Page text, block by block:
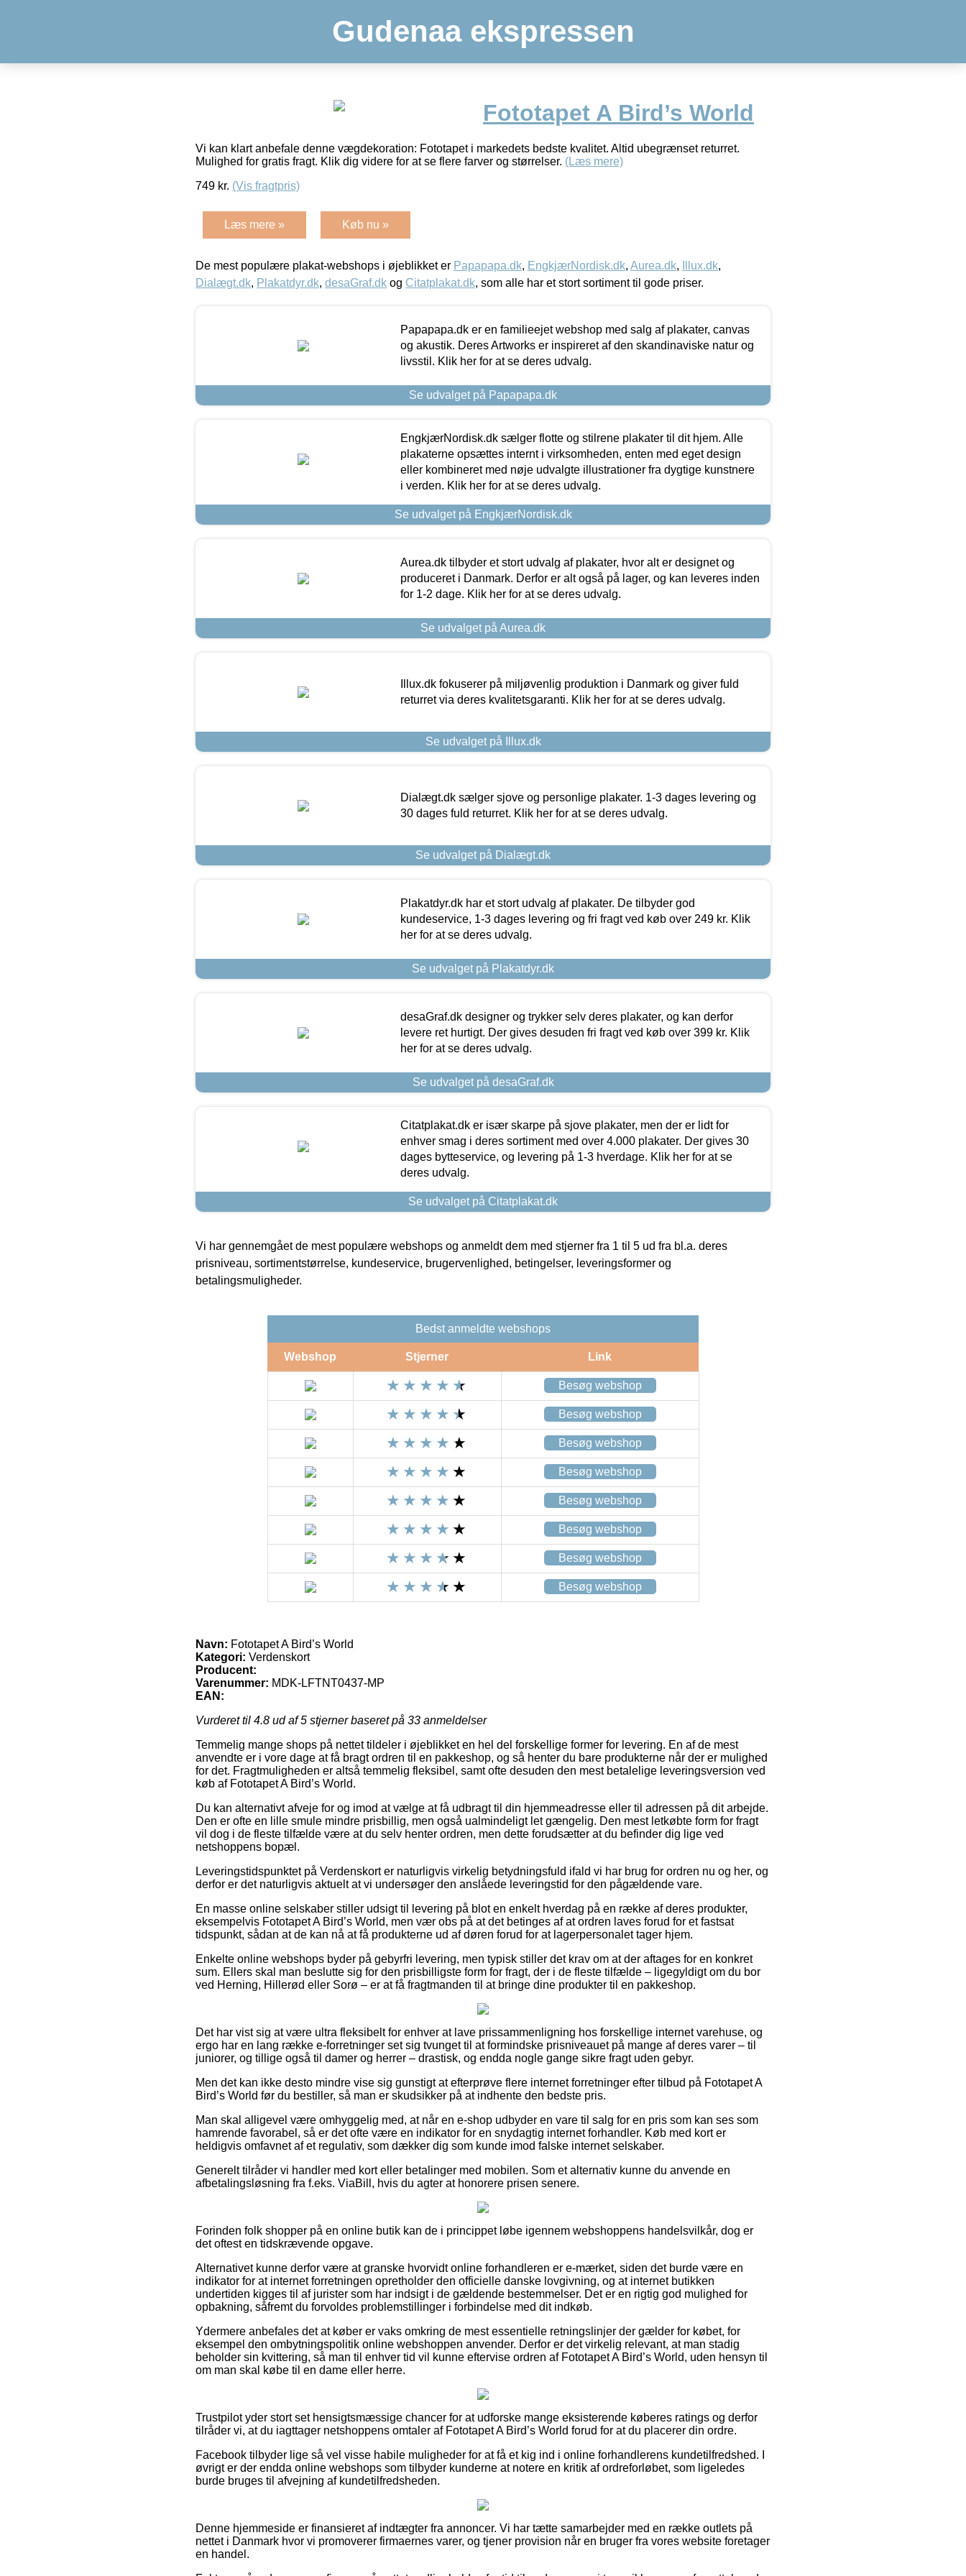
Gudenaa ekspressen
Fototapet A Bird’s World
Vi kan klart anbefale denne vægdekoration: Fototapet i markedets bedste kvalitet. Altid ubegrænset returret.
Mulighed for gratis fragt. Klik dig videre for at se flere farver og størrelser. (Læs mere)
749 kr. (Vis fragtpris)
Læs mere » Køb nu »
De mest populære plakat-webshops i øjeblikket er Papapapa.dk, EngkjærNordisk.dk, Aurea.dk, Illux.dk,
Dialægt.dk, Plakatdyr.dk, desaGraf.dk og Citatplakat.dk, som alle har et stort sortiment til gode priser.
Papapapa.dk er en familieejet webshop med salg af plakater, canvas
og akustik. Deres Artworks er inspireret af den skandinaviske natur og
livsstil. Klik her for at se deres udvalg.
Se udvalget på Papapapa.dk
EngkjærNordisk.dk sælger flotte og stilrene plakater til dit hjem. Alle
plakaterne opsættes internt i virksomheden, enten med eget design
eller kombineret med nøje udvalgte illustrationer fra dygtige kunstnere
i verden. Klik her for at se deres udvalg.
Se udvalget på EngkjærNordisk.dk
Aurea.dk tilbyder et stort udvalg af plakater, hvor alt er designet og
produceret i Danmark. Derfor er alt også på lager, og kan leveres inden
for 1-2 dage. Klik her for at se deres udvalg.
Se udvalget på Aurea.dk
Illux.dk fokuserer på miljøvenlig produktion i Danmark og giver fuld
returret via deres kvalitetsgaranti. Klik her for at se deres udvalg.
Se udvalget på Illux.dk
Dialægt.dk sælger sjove og personlige plakater. 1-3 dages levering og
30 dages fuld returret. Klik her for at se deres udvalg.
Se udvalget på Dialægt.dk
Plakatdyr.dk har et stort udvalg af plakater. De tilbyder god
kundeservice, 1-3 dages levering og fri fragt ved køb over 249 kr. Klik
her for at se deres udvalg.
Se udvalget på Plakatdyr.dk
desaGraf.dk designer og trykker selv deres plakater, og kan derfor
levere ret hurtigt. Der gives desuden fri fragt ved køb over 399 kr. Klik
her for at se deres udvalg.
Se udvalget på desaGraf.dk
Citatplakat.dk er især skarpe på sjove plakater, men der er lidt for
enhver smag i deres sortiment med over 4.000 plakater. Der gives 30
dages bytteservice, og levering på 1-3 hverdage. Klik her for at se
deres udvalg.
Se udvalget på Citatplakat.dk
Vi har gennemgået de mest populære webshops og anmeldt dem med stjerner fra 1 til 5 ud fra bl.a. deres
prisniveau, sortimentstørrelse, kundeservice, brugervenlighed, betingelser, leveringsformer og
betalingsmuligheder.
Bedst anmeldte webshops
Webshop Stjerner Link
Besøg webshop
Besøg webshop
Besøg webshop
Besøg webshop
Besøg webshop
Besøg webshop
Besøg webshop
Besøg webshop
Navn: Fototapet A Bird’s World
Kategori: Verdenskort
Producent:
Varenummer: MDK-LFTNT0437-MP
EAN:
Vurderet til 4.8 ud af 5 stjerner baseret på 33 anmeldelser
Temmelig mange shops på nettet tildeler i øjeblikket en hel del forskellige former for levering. En af de mest
anvendte er i vore dage at få bragt ordren til en pakkeshop, og så henter du bare produkterne når der er mulighed
for det. Fragtmuligheden er altså temmelig fleksibel, samt ofte desuden den mest betalelige leveringsversion ved
køb af Fototapet A Bird’s World.
Du kan alternativt afveje for og imod at vælge at få udbragt til din hjemmeadresse eller til adressen på dit arbejde.
Den er ofte en lille smule mindre prisbillig, men også ualmindeligt let gængelig. Den mest letkøbte form for fragt
vil dog i de fleste tilfælde være at du selv henter ordren, men dette forudsætter at du befinder dig lige ved
netshoppens bopæl.
Leveringstidspunktet på Verdenskort er naturligvis virkelig betydningsfuld ifald vi har brug for ordren nu og her, og
derfor er det naturligvis aktuelt at vi undersøger den anslåede leveringstid for den pågældende vare.
En masse online selskaber stiller udsigt til levering på blot en enkelt hverdag på en række af deres produkter,
eksempelvis Fototapet A Bird’s World, men vær obs på at det betinges af at ordren laves forud for et fastsat
tidspunkt, sådan at de kan nå at få produkterne ud af døren forud for at lagerpersonalet tager hjem.
Enkelte online webshops byder på gebyrfri levering, men typisk stiller det krav om at der aftages for en konkret
sum. Ellers skal man beslutte sig for den prisbilligste form for fragt, der i de fleste tilfælde – ligegyldigt om du bor
ved Herning, Hillerød eller Sorø – er at få fragtmanden til at bringe dine produkter til en pakkeshop.
Det har vist sig at være ultra fleksibelt for enhver at lave prissammenligning hos forskellige internet varehuse, og
ergo har en lang række e-forretninger set sig tvunget til at formindske prisniveauet på mange af deres varer – til
juniorer, og tillige også til damer og herrer – drastisk, og endda nogle gange sikre fragt uden gebyr.
Men det kan ikke desto mindre vise sig gunstigt at efterprøve flere internet forretninger efter tilbud på Fototapet A
Bird’s World før du bestiller, så man er skudsikker på at indhente den bedste pris.
Man skal alligevel være omhyggelig med, at når en e-shop udbyder en vare til salg for en pris som kan ses som
hamrende favorabel, så er det ofte være en indikator for en snydagtig internet forhandler. Køb med kort er
heldigvis omfavnet af et regulativ, som dækker dig som kunde imod falske internet selskaber.
Generelt tilråder vi handler med kort eller betalinger med mobilen. Som et alternativ kunne du anvende en
afbetalingsløsning fra f.eks. ViaBill, hvis du agter at honorere prisen senere.
Forinden folk shopper på en online butik kan de i princippet løbe igennem webshoppens handelsvilkår, dog er
det oftest en tidskrævende opgave.
Alternativet kunne derfor være at granske hvorvidt online forhandleren er e-mærket, siden det burde være en
indikator for at internet forretningen opretholder den officielle danske lovgivning, og at internet butikken
undertiden kigges til af jurister som har indsigt i de gældende bestemmelser. Det er en rigtig god mulighed for
opbakning, såfremt du forvoldes problemstillinger i forbindelse med dit indkøb.
Ydermere anbefales det at køber er vaks omkring de mest essentielle retningslinjer der gælder for købet, for
eksempel den ombytningspolitik online webshoppen anvender. Derfor er det virkelig relevant, at man stadig
beholder sin kvittering, så man til enhver tid vil kunne eftervise ordren af Fototapet A Bird’s World, uden hensyn til
om man skal købe til en dame eller herre.
Trustpilot yder stort set hensigtsmæssige chancer for at udforske mange eksisterende køberes ratings og derfor
tilråder vi, at du iagttager netshoppens omtaler af Fototapet A Bird’s World forud for at du placerer din ordre.
Facebook tilbyder lige så vel visse habile muligheder for at få et kig ind i online forhandlerens kundetilfredshed. I
øvrigt er der endda online webshops som tilbyder kunderne at notere en kritik af ordreforløbet, som ligeledes
burde bruges til afvejning af kundetilfredsheden.
Denne hjemmeside er finansieret af indtægter fra annoncer. Vi har tætte samarbejder med en række outlets på
nettet i Danmark hvor vi promoverer firmaernes varer, og tjener provision når en bruger fra vores website foretager
en handel.